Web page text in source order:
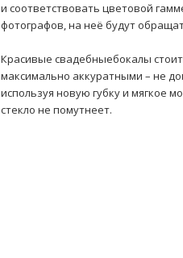
и соответствовать цветовой
фотографов, на неё будут
Красивые свадебныебокалы
максимально аккуратными – не
используя новую губку и мягкое
стекло не помутнеет.